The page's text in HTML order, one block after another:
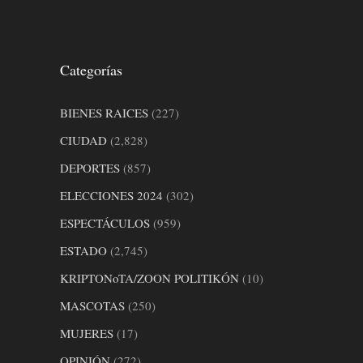
Categorías
BIENES RAICES(227)
CIUDAD(2,828)
DEPORTES(857)
ELECCIONES 2024 (302)
ESPECTÁCULOS(959)
ESTADO(2,745)
KRIPTONoTA/ZOON POLITIKÓN(10)
MASCOTAS(250)
MUJERES(17)